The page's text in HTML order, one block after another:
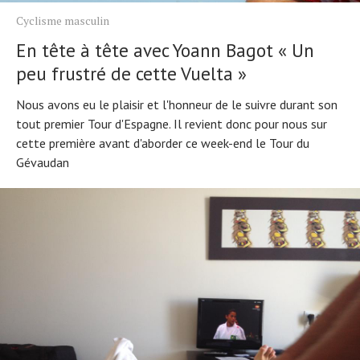
Cyclisme masculin
En tête à tête avec Yoann Bagot « Un
peu frustré de cette Vuelta »
Nous avons eu le plaisir et l'honneur de le suivre durant son
tout premier Tour d'Espagne. Il revient donc pour nous sur
cette première avant d'aborder ce week-end le Tour du
Gévaudan